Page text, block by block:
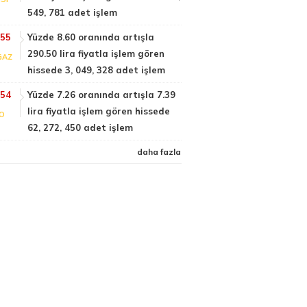
549, 781 adet işlem
Yüzde 8.60 oranında artışla
290.50 lira fiyatla işlem gören
hissede 3, 049, 328 adet işlem
Yüzde 7.26 oranında artışla 7.39
lira fiyatla işlem gören hissede
62, 272, 450 adet işlem
daha fazla